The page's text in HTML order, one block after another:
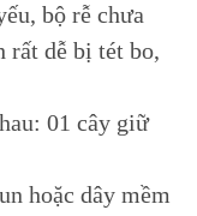
bộ rễ chưa
rất dễ bị tét bo,
01 cây giữ
hoặc dây mềm